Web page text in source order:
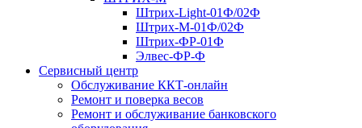
Штрих-Light-01Ф/02Ф
Штрих-М-01Ф/02Ф
Штрих-ФР-01Ф
Элвес-ФР-Ф
Сервисный центр
Обслуживание ККТ-онлайн
Ремонт и поверка весов
Ремонт и обслуживание банковского